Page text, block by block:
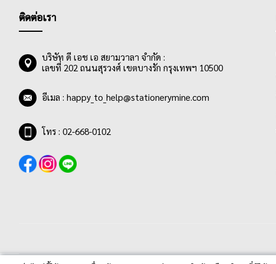
ติดต่อเรา
บริษัท ดี เอช เอ สยามวาลา จำกัด :
เลขที่ 202 ถนนสุรวงศ์ เขตบางรัก กรุงเทพฯ 10500
อีเมล : happy_to_help@stationerymine.com
โทร : 02-668-0102